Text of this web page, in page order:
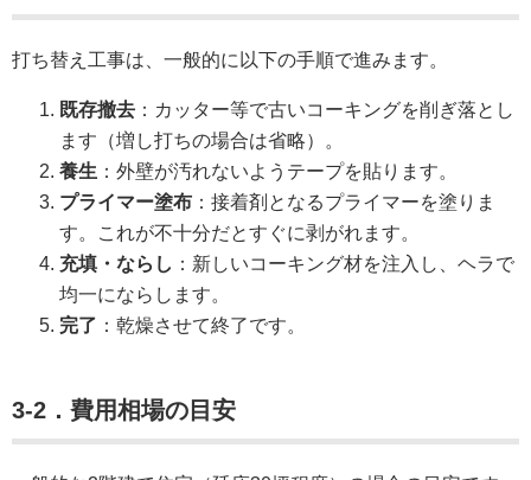
打ち替え工事は、一般的に以下の手順で進みます。
既存撤去 ：カッター等で古いコーキングを削ぎ落とし
ます（増し打ちの場合は省略）。
養生 ：外壁が汚れないようテープを貼ります。
プライマー塗布 ：接着剤となるプライマーを塗りま
す。これが不十分だとすぐに剥がれます。
充填・ならし ：新しいコーキング材を注入し、ヘラで
均一にならします。
完了 ：乾燥させて終了です。
3-2．費用相場の目安